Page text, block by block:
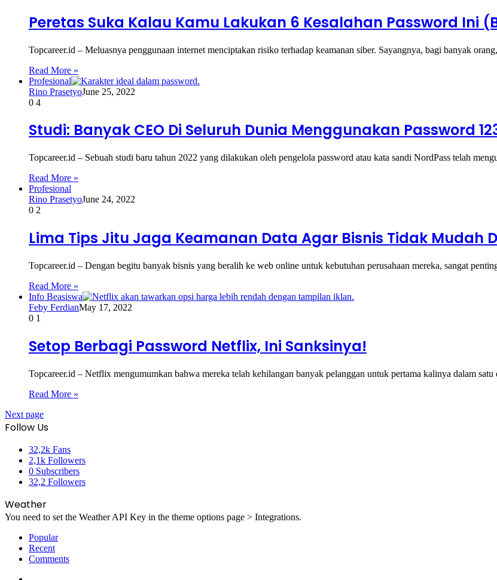
Peretas Suka Kalau Kamu Lakukan 6 Kesalahan Password Ini
Topcareer.id – Meluasnya penggunaan internet menciptakan risiko terhadap keamanan siber. Sayangnya, bagi banyak
Read More »
Profesional
Rino PrasetyoJune 25, 2022
0 4
Studi: Banyak CEO Di Seluruh Dunia Menggunakan Password
Topcareer.id – Sebuah studi baru tahun 2022 yang dilakukan oleh pengelola password atau kata sandi NordPass telah
Read More »
Profesional
Rino PrasetyoJune 24, 2022
0 2
Lima Tips Jitu Jaga Keamanan Data Agar Bisnis Tidak Mudah
Topcareer.id – Dengan begitu banyak bisnis yang beralih ke web online untuk kebutuhan perusahaan mereka, sangat
Read More »
Info Beasiswa
Feby FerdianMay 17, 2022
0 1
Setop Berbagi Password Netflix, Ini Sanksinya!
Topcareer.id – Netflix mengumumkan bahwa mereka telah kehilangan banyak pelanggan untuk pertama kalinya dalam
Read More »
Next page
Follow Us
32,2k Fans
2,1k Followers
0 Subscribers
32,2 Followers
Weather
You need to set the Weather API Key in the theme options page > Integrations.
Popular
Recent
Comments